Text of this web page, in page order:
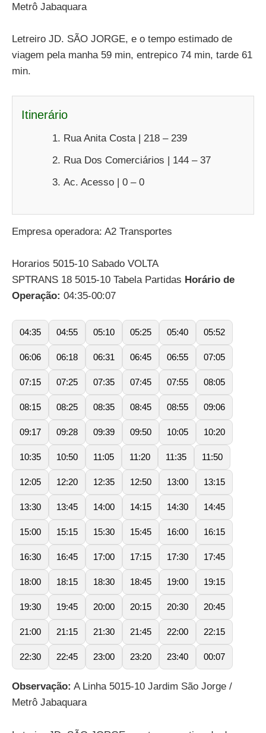
Metrô Jabaquara
Letreiro JD. SÃO JORGE, e o tempo estimado de
viagem pela manha 59 min, entrepico 74 min, tarde 61
min.
Itinerário
Rua Anita Costa | 218 – 239
Rua Dos Comerciários | 144 – 37
Ac. Acesso | 0 – 0
Empresa operadora: A2 Transportes
Horarios 5015-10 Sabado VOLTA
SPTRANS 18 5015-10 Tabela Partidas Horário de
Operação: 04:35-00:07
04:35 04:55 05:10 05:25 05:40 05:52
06:06 06:18 06:31 06:45 06:55 07:05
07:15 07:25 07:35 07:45 07:55 08:05
08:15 08:25 08:35 08:45 08:55 09:06
09:17 09:28 09:39 09:50 10:05 10:20
10:35 10:50 11:05 11:20 11:35 11:50
12:05 12:20 12:35 12:50 13:00 13:15
13:30 13:45 14:00 14:15 14:30 14:45
15:00 15:15 15:30 15:45 16:00 16:15
16:30 16:45 17:00 17:15 17:30 17:45
18:00 18:15 18:30 18:45 19:00 19:15
19:30 19:45 20:00 20:15 20:30 20:45
21:00 21:15 21:30 21:45 22:00 22:15
22:30 22:45 23:00 23:20 23:40 00:07
Observação: A Linha 5015-10 Jardim São Jorge /
Metrô Jabaquara